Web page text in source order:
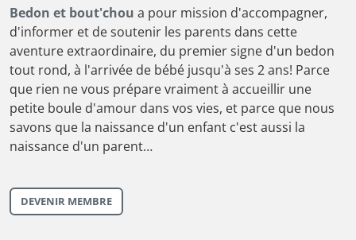
Bedon et bout'chou a pour mission d'accompagner,
d'informer et de soutenir les parents dans cette
aventure extraordinaire, du premier signe d'un bedon
tout rond, à l'arrivée de bébé jusqu'à ses 2 ans! Parce
que rien ne vous prépare vraiment à accueillir une
petite boule d'amour dans vos vies, et parce que nous
savons que la naissance d'un enfant c'est aussi la
naissance d'un parent…
DEVENIR MEMBRE